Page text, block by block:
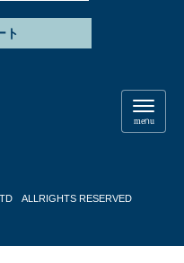
ト
N
a
v
menu
ALLRIGHTS RESERVED